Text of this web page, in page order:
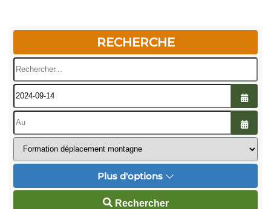
RECHERCHE
Rechercher...
Plus d'options
Rechercher